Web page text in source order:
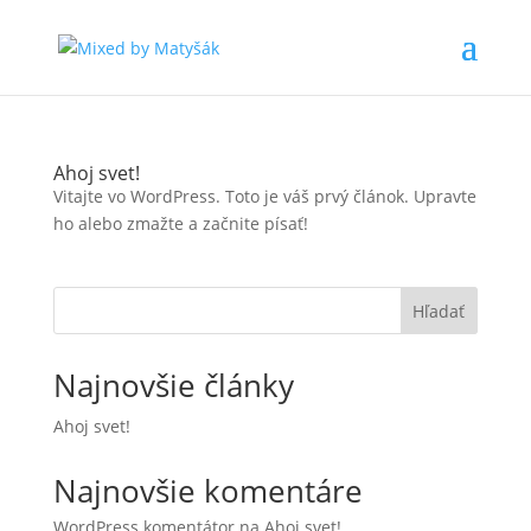
Ahoj svet!
Vitajte vo WordPress. Toto je váš prvý článok. Upravte
ho alebo zmažte a začnite písať!
Hľadať
Najnovšie články
Ahoj svet!
Najnovšie komentáre